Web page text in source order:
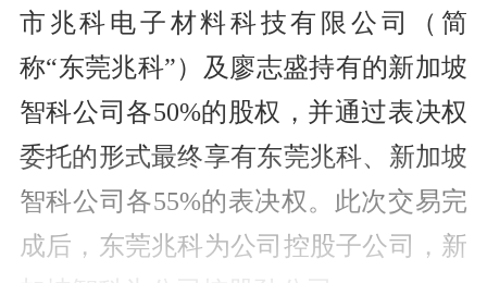
市兆科电子材料科技有限公司（简
称“东莞兆科”）及廖志盛持有的新加坡
智科公司各50%的股权，并通过表决权
委托的形式最终享有东莞兆科、新加坡
智科公司各55%的表决权。此次交易完
成后，东莞兆科为公司控股子公司，新